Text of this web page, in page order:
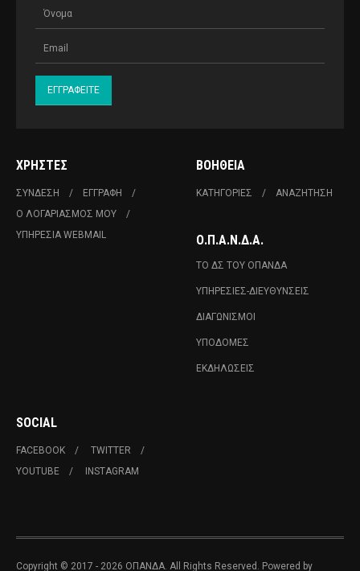
ΧΡΉΣΤΕΣ
ΣΎΝΔΕΣΗ
ΕΓΓΡΑΦΉ
Ο ΛΟΓΑΡΙΑΣΜΌΣ ΜΟΥ
ΥΠΗΡΕΣΊΑ WEBMAIL
ΒΟΉΘΕΙΑ
ΚΑΤΗΓΟΡΊΕΣ ΑΝΑΖΉΤΗΣΗ
Ο.Π.Α.Ν.Δ.Α.
ΤΟ ΔΣ ΤΟΥ ΟΠΑΝΔΑ
ΥΠΗΡΕΣΊΕΣ-ΔΙΕΥΘΎΝΣΕΙΣ
ΔΙΑΓΩΝΙΣΜΟΊ
ΥΠΟΔΟΜΈΣ
ΕΚΔΗΛΏΣΕΙΣ
SOCIAL
FACEBOOK
TWITTER
YOUTUBE
INSTAGRAM
Copyright © 2017 - 2026 ΟΠΑΝΔΑ. All Rights Reserved. Powered by